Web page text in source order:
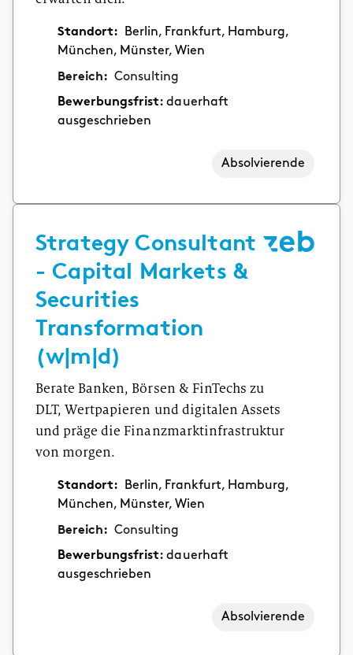
Standort:
Berlin, Frankfurt, Hamburg,
München, Münster, Wien
Bereich: Consulting
Bewerbungsfrist:dauerhaft
ausgeschrieben
Absolvierende
Strategy Consultant
- Capital Markets &
Securities
Transformation
(w|m|d)
Berate Banken, Börsen & FinTechs zu
DLT, Wertpapieren und digitalen Assets
und präge die Finanzmarktinfrastruktur
von morgen.
Standort:
Berlin, Frankfurt, Hamburg,
München, Münster, Wien
Bereich: Consulting
Bewerbungsfrist:dauerhaft
ausgeschrieben
Absolvierende